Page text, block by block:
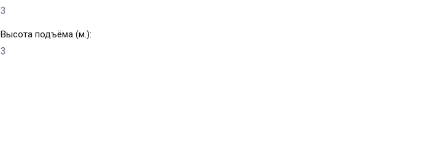
3
Высота подъёма (м.):
3